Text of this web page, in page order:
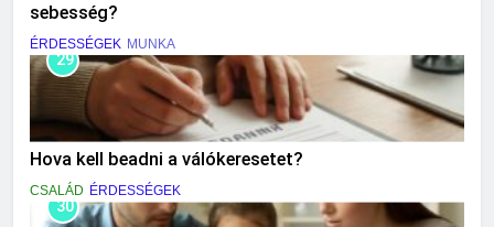
sebesség?
ÉRDESSÉGEK MUNKA
29
Hova kell beadni a válókeresetet?
CSALÁD ÉRDESSÉGEK
30